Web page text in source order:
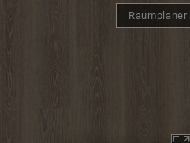
Raumplaner